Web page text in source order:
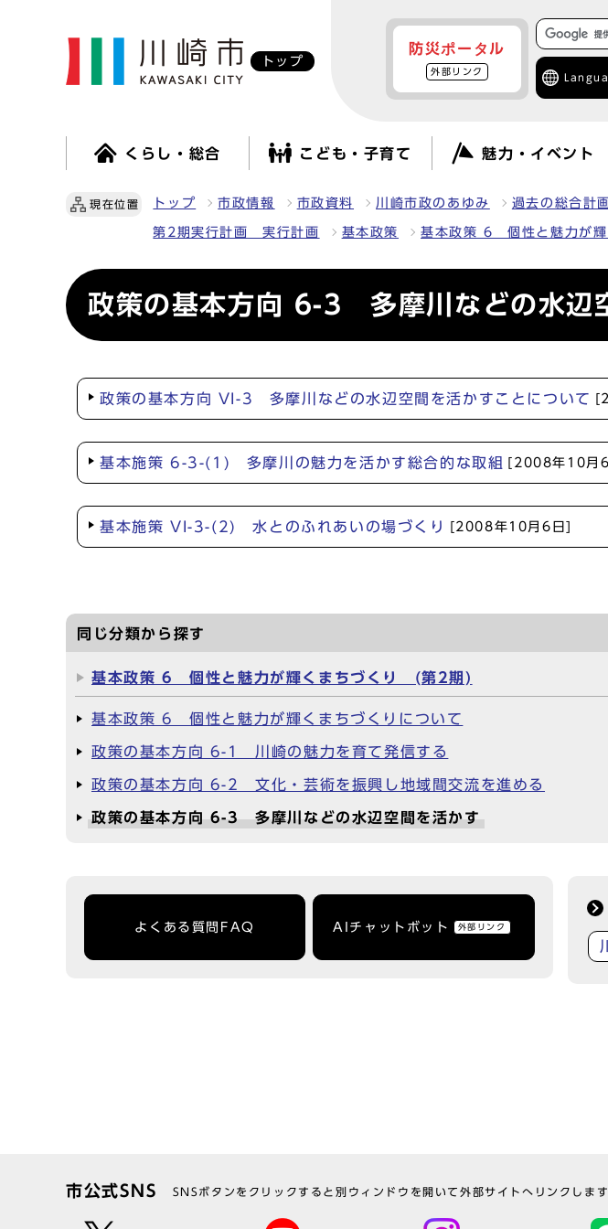
トップ
防災ポータル
外部リンク
くらし・総合 こども・子育て 魅力・イベント
現在位置 トップ 市政情報 市政資料 川崎市政のあゆみ 過去の総合計画
第2期実行計画 実行計画 基本政策 基本政策 6 個性と魅力が
政策の基本方向 6-3 多摩川などの水辺
政策の基本方向 VI-3 多摩川などの水辺空間を活かすことについて
基本施策 6-3-(1) 多摩川の魅力を活かす総合的な取組 [2008年10月6
基本施策 VI-3-(2) 水とのふれあいの場づくり [2008年10月6日]
同じ分類から探す
基本政策 6 個性と魅力が輝くまちづくり (第2期)
基本政策 6 個性と魅力が輝くまちづくりについて
政策の基本方向 6-1 川崎の魅力を育て発信する
政策の基本方向 6-2 文化・芸術を振興し地域間交流を進める
政策の基本方向 6-3 多摩川などの水辺空間を活かす
よくある質問FAQ AIチャットボット 外部リンク
市公式SNS SNSボタンをクリックすると別ウィンドウを開いて外部サイトへリンクします